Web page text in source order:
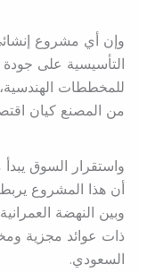
وإن أي مشروع
التأسيسية على
للمخططات
من المصنع كيان
واستقرار السوق يبدأ
أن هذا المشروع
وبين النهضة
ذات عوائد مجزية
السعودي.